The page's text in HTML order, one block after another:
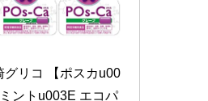
グリコ 【ポスカu00
ントu003E エコパ